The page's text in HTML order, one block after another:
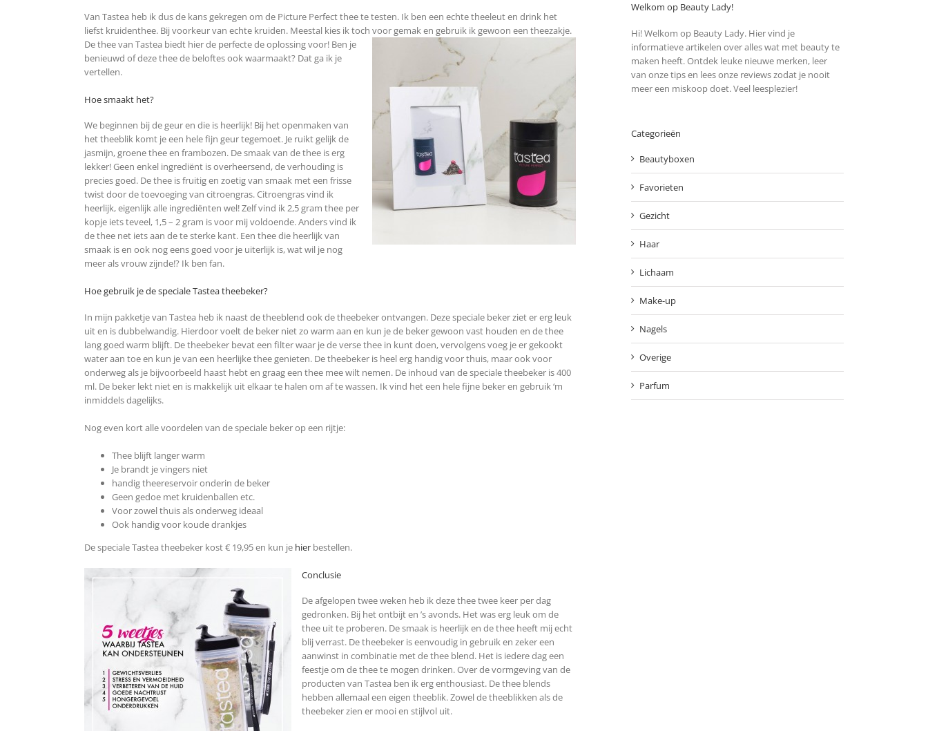
Van Tastea heb ik dus de kans gekregen om de Picture Perfect thee te testen. Ik ben een echte theeleut en drink het
liefst kruidenthee. Bij voorkeur van echte kruiden. Meestal kies ik toch voorgemak en gebruik ik gewoon een theezakje.
De thee van Tastea biedt hier de perfecte de oplossing voor! Ben je
benieuwd of deze thee de beloftes ook waarmaakt? Dat ga ik je
vertellen.
Hoe smaakt het?
We beginnen bij de geur en die is heerlijk! Bij het openmaken van
het theeblik komt je een hele fijn geur tegemoet. Je ruikt gelijk de
jasmijn, groene thee en frambozen. De smaak van de thee is erg
lekker! Geen enkel ingrediënt is overheersend, de verhouding is
precies goed. De thee is fruitig en zoetig van smaak met een frisse
twist door de toevoeging van citroengras. Citroengras vind ik
heerlijk, eigenlijk alle ingrediënten wel! Zelf vind ik 2,5 gram thee per
kopje iets teveel, 1,5 – 2 gram is voor mij voldoende. Anders vind ik
de thee net iets aan de te sterke kant. Een thee die heerlijk van
smaak is en ook nog eens goed voor je uiterlijk is, wat wil je nog
meer als vrouw zijnde!? Ik ben fan.
Hoe gebruik je de speciale Tastea theebeker?
In mijn pakketje van Tastea heb ik naast de theeblend ook de theebeker ontvangen. Deze speciale beker ziet er erg leuk
uit en is dubbelwandig. Hierdoor voelt de beker niet zo warm aan en kun je de beker gewoon vast houden en de thee
lang goed warm blijft. De theebeker bevat een filter waar je de verse thee in kunt doen, vervolgens voeg je er gekookt
water aan toe en kun je van een heerlijke thee genieten. De theebeker is heel erg handig voor thuis, maar ook voor
onderweg als je bijvoorbeeld haast hebt en graag een thee mee wilt nemen. De inhoud van de speciale theebeker is 400
ml. De beker lekt niet en is makkelijk uit elkaar te halen om af te wassen. Ik vind het een hele fijne beker en gebruik ‘m
inmiddels dagelijks.
Nog even kort alle voordelen van de speciale beker op een rijtje:
Thee blijft langer warm
Je brandt je vingers niet
handig theereservoir onderin de beker
Geen gedoe met kruidenballen etc.
Voor zowel thuis als onderweg ideaal
Ook handig voor koude drankjes
De speciale Tastea theebeker kost € 19,95 en kun je hier bestellen.
Conclusie
De afgelopen twee weken heb ik deze thee twee keer per dag
gedronken. Bij het ontbijt en ’s avonds. Het was erg leuk om de
thee uit te proberen. De smaak is heerlijk en de thee heeft mij echt
blij verrast. De theebeker is eenvoudig in gebruik en zeker een
aanwinst in combinatie met de thee blend. Het is iedere dag een
feestje om de thee te mogen drinken. Over de vormgeving van de
producten van Tastea ben ik erg enthousiast. De thee blends
hebben allemaal een eigen theeblik. Zowel de theeblikken als de
theebeker zien er mooi en stijlvol uit.
Welkom op Beauty Lady!
Hi! Welkom op Beauty Lady. Hier vind je
informatieve artikelen over alles wat met beauty te
maken heeft. Ontdek leuke nieuwe merken, leer
van onze tips en lees onze reviews zodat je nooit
meer een miskoop doet. Veel leesplezier!
Categorieën
Beautyboxen
Favorieten
Gezicht
Haar
Lichaam
Make-up
Nagels
Overige
Parfum